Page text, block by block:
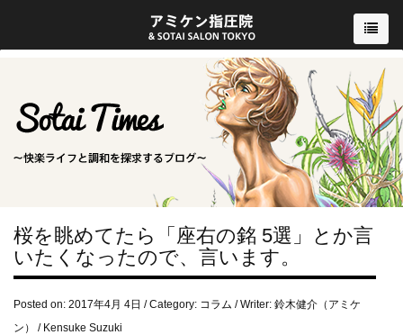
桜を眺めてたら「座右の銘 5選」とか言
いたくなったので、言います。
Posted on: 2017年4月 4日 / Category: コラム / Writer: 鈴木健介（アミケ
ン） / Kensuke Suzuki